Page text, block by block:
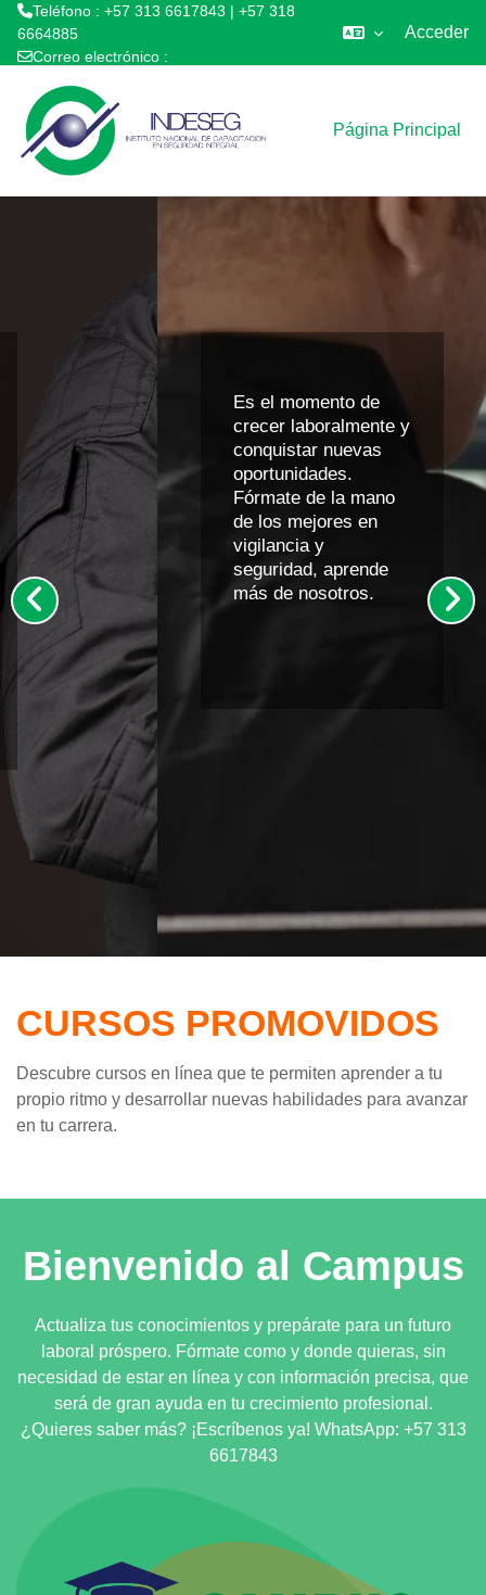
Teléfono : +57 313 6617843 | +57 318
6664885
Correo electrónico :
Acceder
Página Principal
Es el momento de
crecer laboralmente y
conquistar nuevas
oportunidades.
Fórmate de la mano
de los mejores en
vigilancia y
seguridad, aprende
más de nosotros.
CURSOS PROMOVIDOS
Descubre cursos en línea que te permiten aprender a tu
propio ritmo y desarrollar nuevas habilidades para avanzar
en tu carrera.
Bienvenido al Campus
Actualiza tus conocimientos y prepárate para un futuro
laboral próspero. Fórmate como y donde quieras, sin
necesidad de estar en línea y con información precisa, que
será de gran ayuda en tu crecimiento profesional.
¿Quieres saber más? ¡Escríbenos ya! WhatsApp: +57 313
6617843